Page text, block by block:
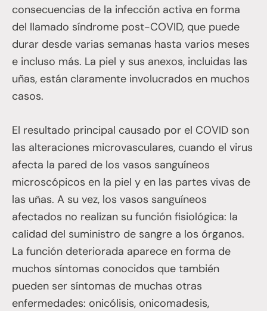
consecuencias de la infección activa en forma
del llamado síndrome post-COVID, que puede
durar desde varias semanas hasta varios meses
e incluso más. La piel y sus anexos, incluidas las
uñas, están claramente involucrados en muchos
casos.
El resultado principal causado por el COVID son
las alteraciones microvasculares, cuando el virus
afecta la pared de los vasos sanguíneos
microscópicos en la piel y en las partes vivas de
las uñas. A su vez, los vasos sanguíneos
afectados no realizan su función fisiológica: la
calidad del suministro de sangre a los órganos.
La función deteriorada aparece en forma de
muchos síntomas conocidos que también
pueden ser síntomas de muchas otras
enfermedades: onicólisis, onicomadesis,